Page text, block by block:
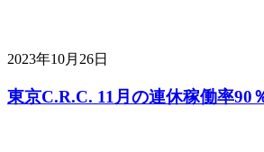
2023年10月26日
東京C.R.C. 11月の連休稼働率90